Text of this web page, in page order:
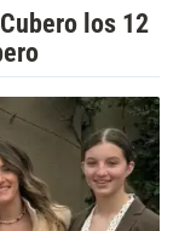
los 12